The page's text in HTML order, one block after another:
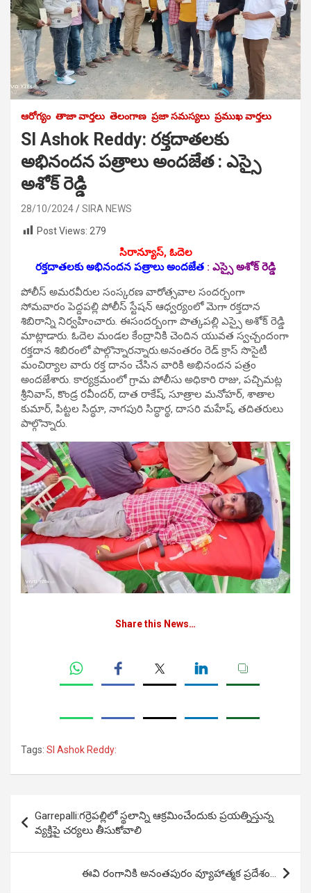
ఆరోగ్యం తాజా వార్తలు తెలంగాణ ప్రజా సమస్యలు ప్రముఖ వార్తలు
SI Ashok Reddy: ర‌క్త‌దాత‌ల‌కు
అభినంద‌న ప‌త్రాలు అంద‌జేత : ఎస్సై
అశోక్ రెడ్డి
28/10/2024
SIRA NEWS
Post Views: 279
సిరాన్యూస్, ఓదెల‌
ర‌క్త‌దాత‌ల‌కు అభినంద‌న ప‌త్రాలు అంద‌జేత : ఎస్సై అశోక్ రెడ్డి
పోలీస్ అమరవీరుల సంస్కరణ వారోత్స‌వాల సందర్బంగా
సోమ‌వారం పెద్దపల్లి పోలీస్ స్టేషన్ ఆధ్వ‌ర్యంలో మెగా రక్త‌దాన
శిబిరాన్ని నిర్వ‌హించారు. ఈసంద‌ర్బంగా పొత్కపల్లి ఎస్సై అశోక్ రెడ్డి
మాట్లాడారు. ఓదెల మండల కేంద్రానికి చెందిన యువత స్వచ్చందంగా
రక్తదాన శిబిరంలో పాల్గొన్నారన్నారు.అనంతరం రెడ్ క్రాస్ సొసైటీ
మంచిర్యాల వారు రక్త దానం చేసిన వారికి అభినందన పత్రం
అందజేశారు. కార్యక్రమంలో గ్రామ పోలీసు అధికారి రాజు, పచ్చిమట్ల
శ్రీనివాస్, కొండ్ర రవీందర్, దాత రాకేష్, సూత్రాల మనోహర్, శాతాల
కుమార్, పిట్టల సిద్ధూ, నాగపురి సిద్ధార్థ, దాసరి మహేష్, తదితరులు
పాల్గొన్నారు.
Share this News…
Tags: SI Ashok Reddy:
navigation
Garrepalli:గర్రెపల్లిలో స్థలాన్ని ఆక్రమించేందుకు ప్రయత్నిస్తున్న
వ్యక్తిపై చర్యలు తీసుకోవాలి
ఈవి రంగానికి అనంతపురం వ్యూహాత్మక ప్రదేశం…